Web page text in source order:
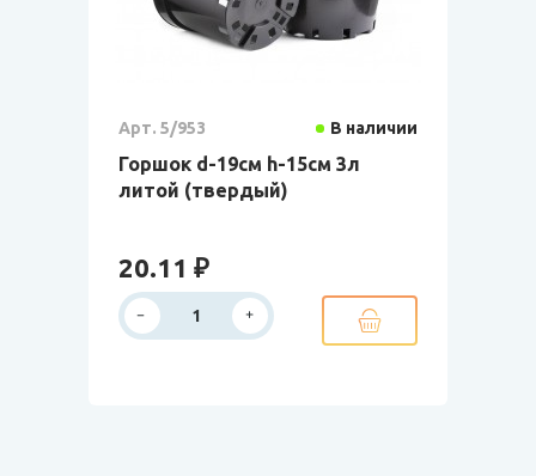
Арт. 5/953 В наличии
Горшок d-19см h-15см 3л
литой (твердый)
20.11 ₽